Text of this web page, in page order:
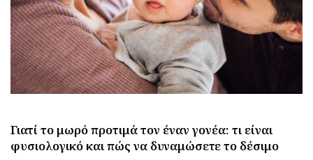
Γιατί το μωρό προτιμά τον έναν γονέα: τι είναι
φυσιολογικό και πώς να δυναμώσετε το δέσιμο